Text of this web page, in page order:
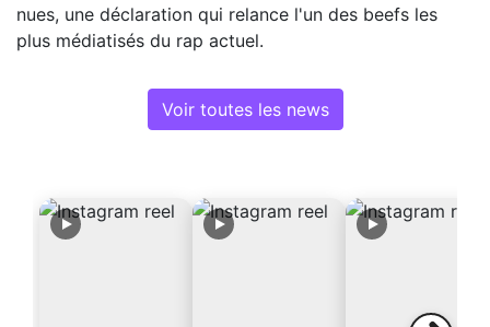
nues, une déclaration qui relance l'un des beefs les
plus médiatisés du rap actuel.
Voir toutes les news